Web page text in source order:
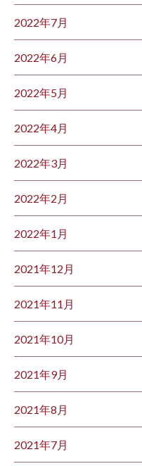
2022年7月
2022年6月
2022年5月
2022年4月
2022年3月
2022年2月
2022年1月
2021年12月
2021年11月
2021年10月
2021年9月
2021年8月
2021年7月